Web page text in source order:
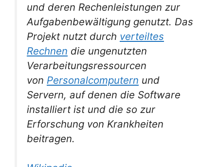
und deren Rechenleistungen zur
Aufgabenbewältigung genutzt. Das
Projekt nutzt durch verteiltes
Rechnen die ungenutzten
Verarbeitungsressourcen
von Personalcomputern und
Servern, auf denen die Software
installiert ist und die so zur
Erforschung von Krankheiten
beitragen.